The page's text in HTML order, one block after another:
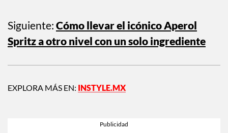
Siguiente: Cómo llevar el icónico Aperol
Spritz a otro nivel con un solo ingrediente
EXPLORA MÁS EN: INSTYLE.MX